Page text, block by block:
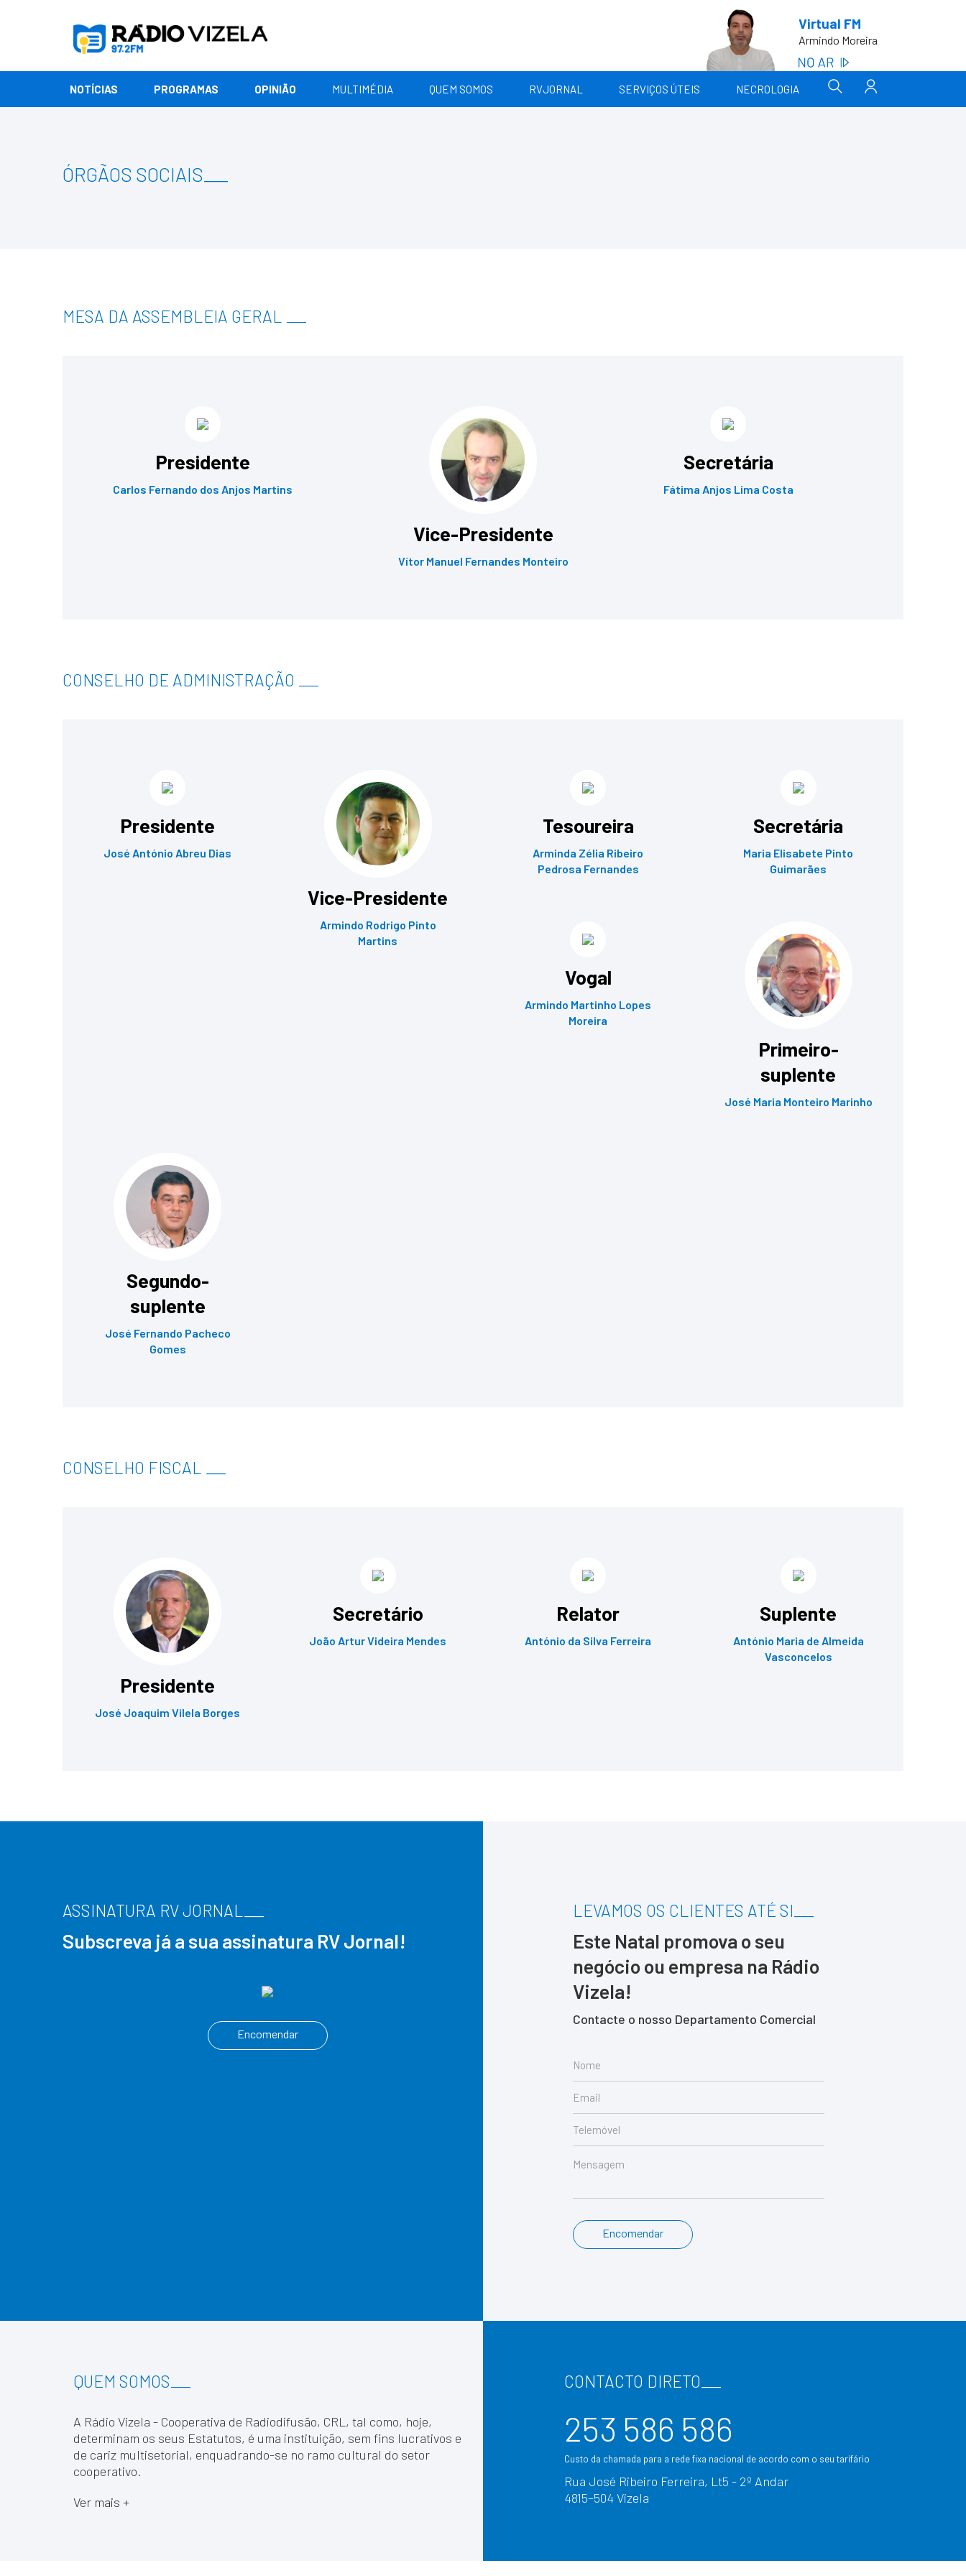
Virtual FM
Armindo Moreira
NOTÍCIAS PROGRAMAS OPINIÃO MULTIMÉDIA QUEM SOMOS RVJORNAL SERVIÇOS ÚTEIS NECROLOGIA
ÓRGÃOS SOCIAIS
MESA DA ASSEMBLEIA GERAL
Presidente
Carlos Fernando dos Anjos Martins
Vice-Presidente
Vítor Manuel Fernandes Monteiro
Secretária
Fátima Anjos Lima Costa
CONSELHO DE ADMINISTRAÇÃO
Presidente
José António Abreu Dias
Vice-Presidente
Armindo Rodrigo Pinto
Martins
Tesoureira
Arminda Zélia Ribeiro
Pedrosa Fernandes
Secretária
Maria Elisabete Pinto
Guimarães
Vogal
Armindo Martinho Lopes
Moreira
Primeiro-
suplente
José Maria Monteiro Marinho
Segundo-
suplente
José Fernando Pacheco
Gomes
CONSELHO FISCAL
Presidente
José Joaquim Vilela Borges
Secretário
João Artur Videira Mendes
Relator
António da Silva Ferreira
Suplente
António Maria de Almeida
Vasconcelos
ASSINATURA RV JORNAL
Subscreva já a sua assinatura RV Jornal!
Encomendar
LEVAMOS OS CLIENTES ATÉ SI
Este Natal promova o seu
negócio ou empresa na Rádio
Vizela!
Contacte o nosso Departamento Comercial
Encomendar
QUEM SOMOS
A Rádio Vizela - Cooperativa de Radiodifusão, CRL, tal como, hoje,
determinam os seus Estatutos, é uma instituição, sem fins lucrativos e
de cariz multisetorial, enquadrando-se no ramo cultural do setor
cooperativo.
Ver mais +
CONTACTO DIRETO
253 586 586
Custo da chamada para a rede fixa nacional de acordo com o seu tarifário
Rua José Ribeiro Ferreira, Lt5 - 2º Andar
4815–504 Vizela